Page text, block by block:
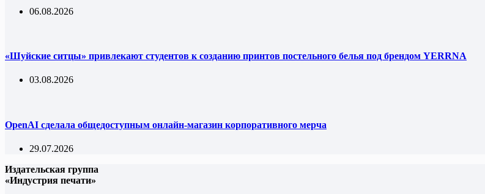
06.08.2026
«Шуйские ситцы» привлекают студентов к созданию принтов постельного белья под брендом YERRNA
03.08.2026
OpenAI сделала общедоступным онлайн-магазин корпоративного мерча
29.07.2026
Издательская группа
«Индустрия печати»